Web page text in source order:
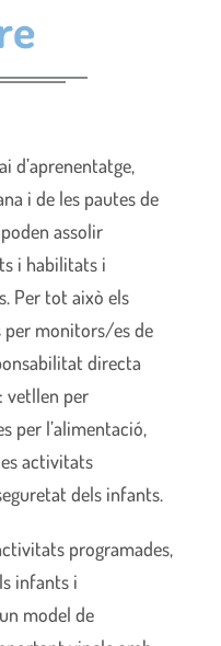
d’aprenentatge,
i de les pautes de
assolir
i habilitats i
Per tot això els
per monitors/es de
directa
vetllen per
per l’alimentació,
activitats
dels infants.
programades,
infants i
model de